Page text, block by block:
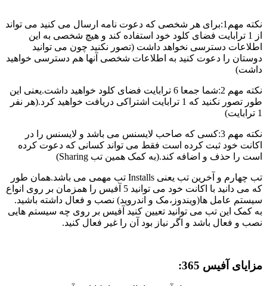
نکته مهم1:برای هر شخصی که دعوت نامه ارسال می کنید می تواند
از 1 ترابایت فضای کلود خود استفاده کند و هیچ شخصی به این
اطلاعات دسترسی نخواهد داشت (تصور نکنید چون می توانید
دوستان را دعوت کنید به اطلاعات شخصی آنها هم دسترسی خواهید
داشت)
نکته مهم 2:شما جمعا 6 ترابایت فضای کلود خواهید داشت.یعنی این
طور تصور نکنید که 1 ترابایت اشتراکی دریافت خواهید کرد.(هر نفر
1 ترابایت)
نکته مهم 3:کسی که صاحب لایسنس می باشد و لایسنس را در
اکانت خود ثبت کرده است فقط می تواند کسانی که دعوت کرده
است را حذف و اضافه کند.(به کمک همین تب Sharing)
تب چهارم و آخرین تب یعنی Installs تب مهمی می باشد.همان طور
که می دانید با اکانت خود می توانید 5 آفیس را همزمان بر روی انواع
سیستم عامل ها(ویندوز،مک و اندروید) نصب و فعال داشته باشید.
به کمک این تب می توانید تعیین کنید آفیس بر روی چه سیستم هایی
نصب و فعال باشد و اگر نیاز بود آن را غیر فعال کنید.
مزایای آفیس 365: